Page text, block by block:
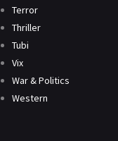
Terror
Thriller
Tubi
Vix
War & Politics
Western